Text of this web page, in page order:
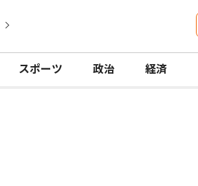
スポーツ 政治 経済